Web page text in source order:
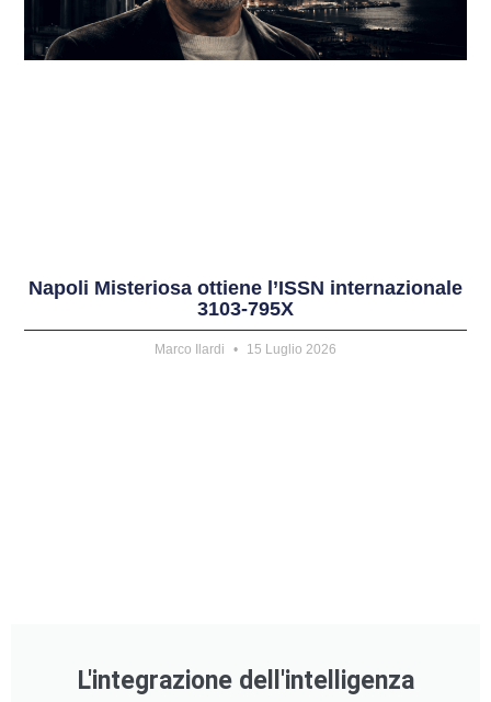
Napoli Misteriosa ottiene l’ISSN internazionale
3103-795X
Marco Ilardi 15 Luglio 2026
L'integrazione dell'intelligenza